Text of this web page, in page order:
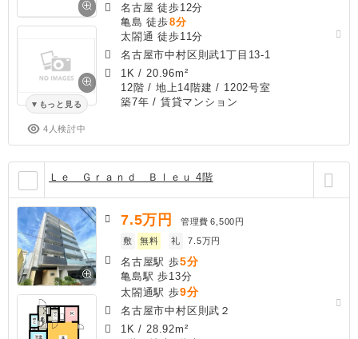
もっと見る
4人検討中
名古屋 徒歩12分
亀島 徒歩8分
太閤通 徒歩11分
名古屋市中村区則武1丁目13-1
1K / 20.96m²
12階 / 地上14階建 / 1202号室
築7年 / 賃貸マンション
Ｌｅ Ｇｒａｎｄ Ｂｌｅｕ 4階
7.5万円 管理費 6,500円
敷
無料 礼 7.5万円
名古屋駅 歩5分
亀島駅 歩13分
太閤通駅 歩9分
名古屋市中村区則武２
1K / 28.92m²